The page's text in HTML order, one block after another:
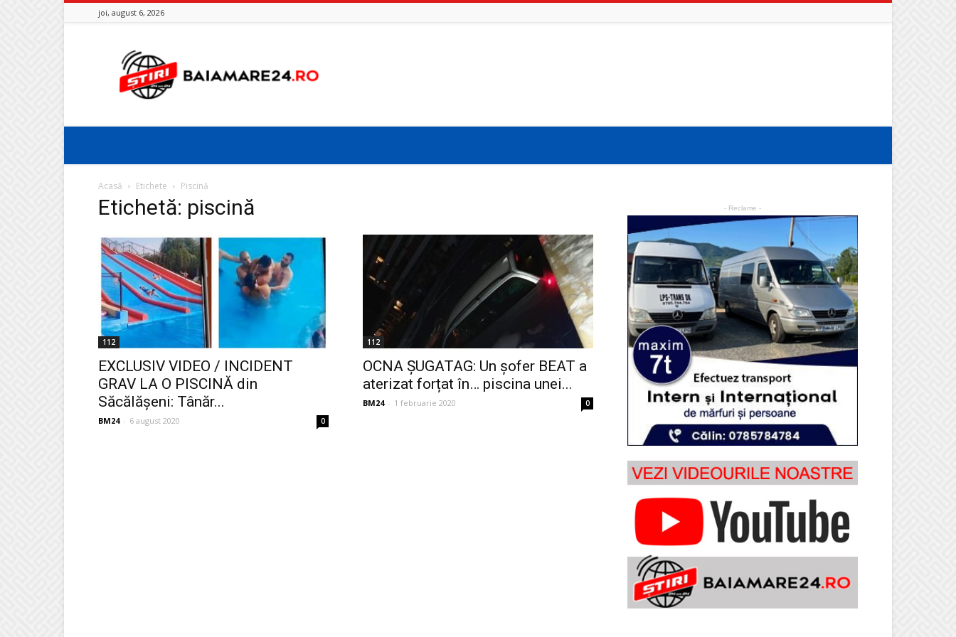
joi, august 6, 2026
Baia
Mare
24
Acasă Etichete Piscină
Etichetă: piscină
112
EXCLUSIV VIDEO / INCIDENT
GRAV LA O PISCINĂ din
Săcălăşeni: Tânăr...
BM24 - 6 august 2020 0
112
OCNA ȘUGATAG: Un șofer BEAT a
aterizat forțat în… piscina unei...
BM24 - 1 februarie 2020 0
- Reclame -